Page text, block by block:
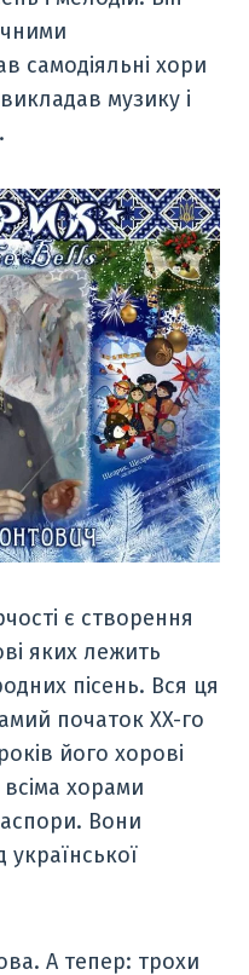
самодіяльні хори
музику і
є створення
яких лежить
пісень. Вся ця
початок XX-го
його хорові
хорами
Вони
А тепер: трохи